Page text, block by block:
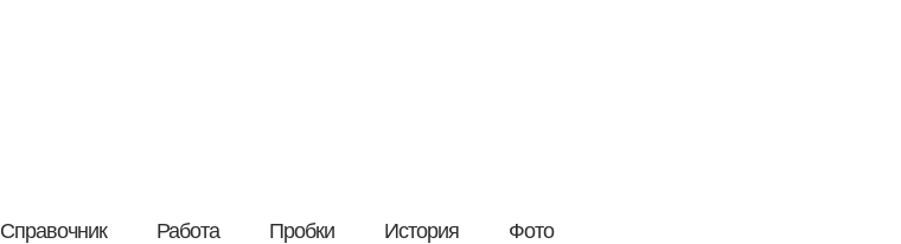
Справочник Работа Пробки История Фото